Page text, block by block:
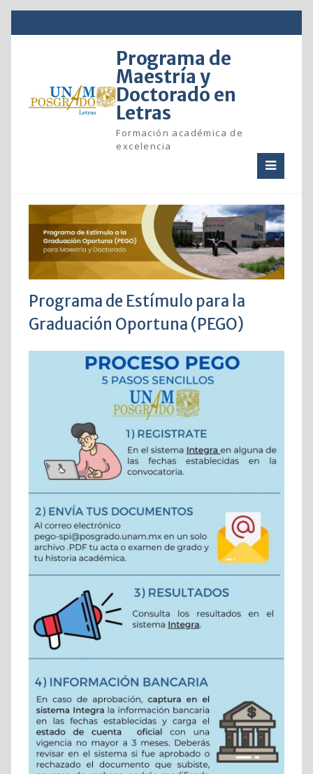
to
Programa de
Maestría y
Doctorado en
Letras
Formación académica de
excelencia
Programa de Estímulo para la
Graduación Oportuna (PEGO)